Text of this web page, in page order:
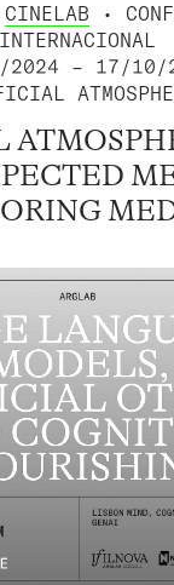
CINELAB •
INTERNACIONAL
2024 – 17/10/